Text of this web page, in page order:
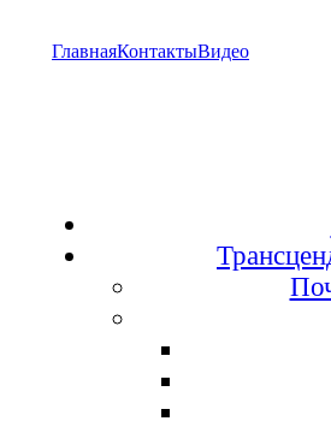
ГлавнаяКонтактыВидео